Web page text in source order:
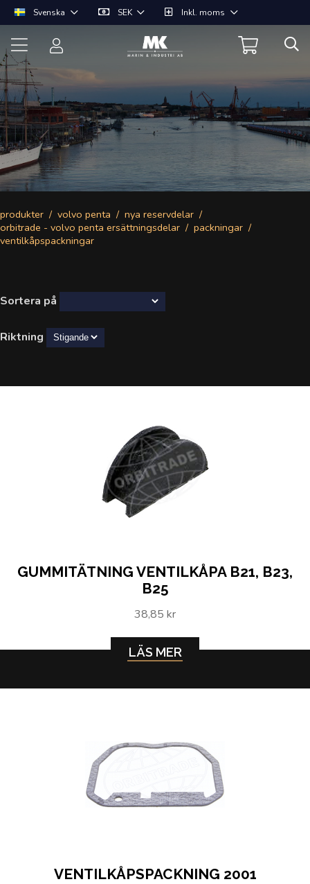
Svenska SEK Inkl. moms
produkter volvo penta
nya reservdelar
orbitrade - volvo penta ersättningsdelar
packningar
ventilkåpspackningar
Sortera på
Riktning
GUMMITÄTNING VENTILKÅPA B21, B23,
B25
38,85 kr
LÄS MER
VENTILKÅPSPACKNING 2001